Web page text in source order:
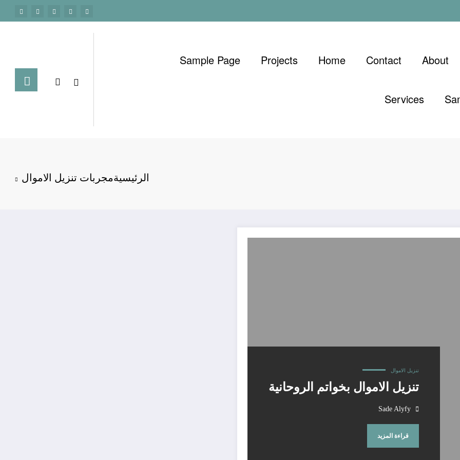
About
Contact
Home
Projects
Sample Page
Services
الرئيسيةمجربات تنزيل الاموال
تنزيل الاموال
تنزيل الاموال بخواتم الروحانية
Sade Alyfy
قراءة المزيد